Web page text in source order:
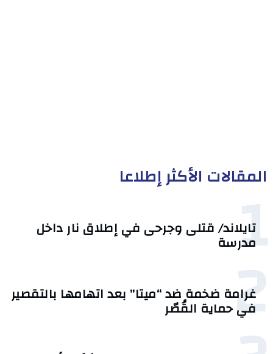
المقالات الأكثر إطلاعا
1
تايلاند/ قتلى وجرحى في إطلاق نار داخل
مدرسة
2
غرامة ضخمة ضد “ميتا” بعد اتهامها بالتقصير
في حماية القُصّر